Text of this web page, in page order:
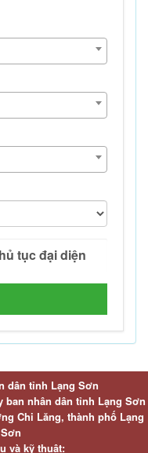
dân tỉnh Lạng Sơn
ban nhân dân tỉnh Lạng Sơn
Chi Lăng, thành phố Lạng
và kỹ thuật: